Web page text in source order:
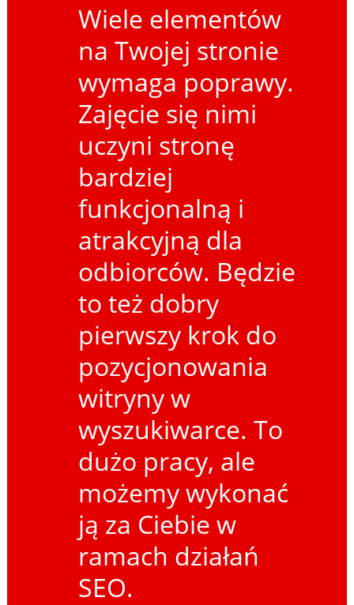
Wiele elementów
na Twojej stronie
wymaga poprawy.
Zajęcie się nimi
uczyni stronę
bardziej
funkcjonalną i
atrakcyjną dla
odbiorców. Będzie
to też dobry
pierwszy krok do
pozycjonowania
witryny w
wyszukiwarce. To
dużo pracy, ale
możemy wykonać
ją za Ciebie w
ramach działań
SEO.